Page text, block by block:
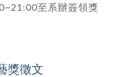
至系辦簽領獎
獎徵文